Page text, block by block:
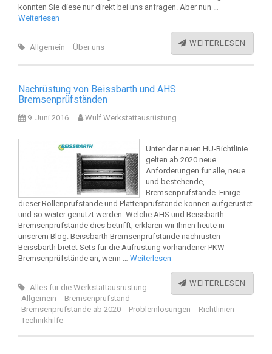
konnten Sie diese nur direkt bei uns anfragen. Aber nun …
Weiterlesen
WEITERLESEN
Allgemein Über uns
Nachrüstung von Beissbarth und AHS
Bremsenprüfständen
9. Juni 2016 Wulf Werkstattausrüstung
Unter der neuen HU-Richtlinie
gelten ab 2020 neue
Anforderungen für alle, neue
und bestehende,
Bremsenprüfstände. Einige
dieser Rollenprüfstände und Plattenprüfstände können aufgerüstet
und so weiter genutzt werden. Welche AHS und Beissbarth
Bremsenprüfstände dies betrifft, erklären wir Ihnen heute in
unserem Blog. Beissbarth Bremsenprüfstände nachrüsten
Beissbarth bietet Sets für die Aufrüstung vorhandener PKW
Bremsenprüfstände an, wenn … Weiterlesen
WEITERLESEN
Alles für die Werkstattausrüstung
Allgemein
Bremsenprüfstand
Bremsenprüfstände ab 2020
Problemlösungen
Richtlinien
Technikhilfe